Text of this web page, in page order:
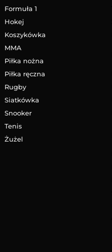
Formuła 1
Hokej
Koszykówka
MMA
Piłka nożna
Piłka ręczna
Rugby
Siatkówka
Snooker
Tenis
Żużel